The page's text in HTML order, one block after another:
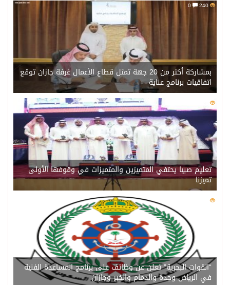
240
بمشاركة أكثر من 20 جهة تمثل قطاع الأعمال غرفة جازان توقع
اتفاقيات برنامج عناية
221
تعليم صبيا يحتفي المتميزين والمتميزات في وقوفها الأولى
تميزنا
216
“القوات البحرية” تعلن عن وظائف على برنامج المساعدة الفنية
في الرياض وجدة والدمام والخبر وجازان